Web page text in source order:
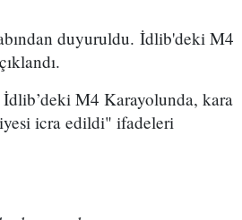
duyuruldu. İdlib'deki M4
İdlib’deki M4 Karayolunda, kara
icra edildi" ifadeleri